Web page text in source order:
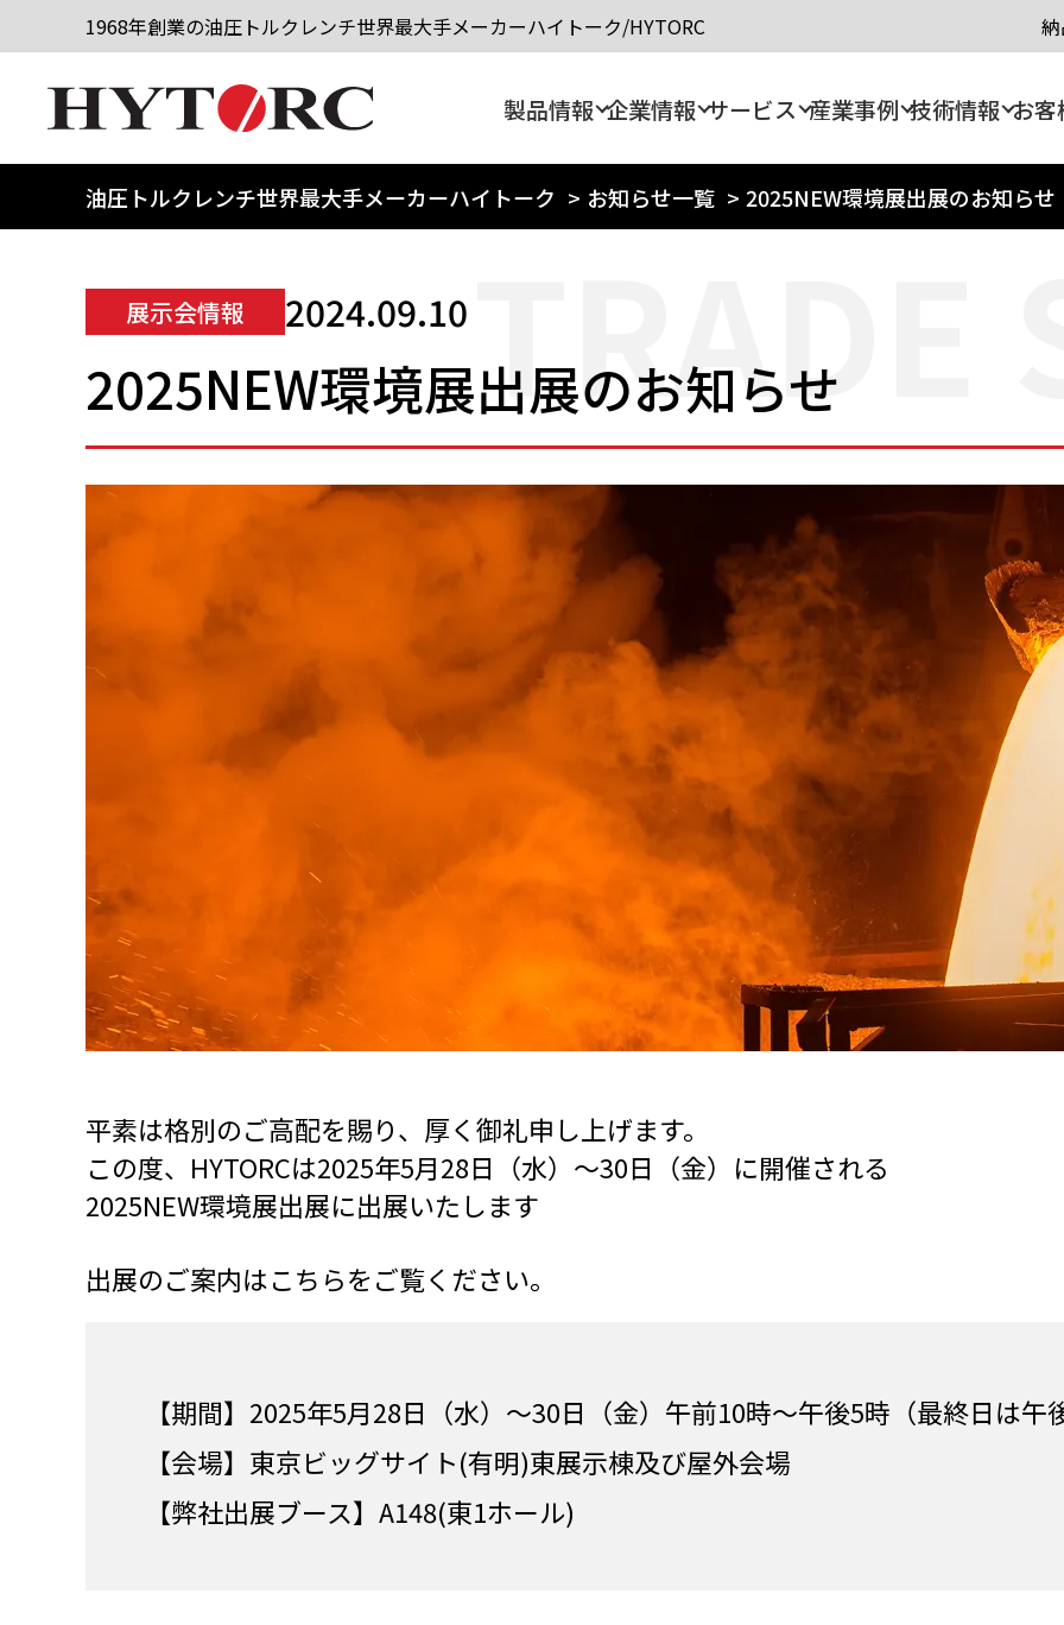
1968年創業の油圧トルクレンチ世界最大手メーカーハイトーク/HYTORC
製品情報 企業情報 サービス 産業事例 技術情報 お客
油圧トルクレンチ世界最大手メーカーハイトーク > お知らせ一覧 > 2025NEW環境展出展のお知らせ
TRADE
展示会情報 2024.09.10
2025NEW環境展出展のお知らせ
平素は格別のご高配を賜り、厚く御礼申し上げます。
この度、HYTORCは2025年5月28日（水）〜30日（金）に開催される
2025NEW環境展出展に出展いたします
出展のご案内はこちらをご覧ください。
【期間】2025年5月28日（水）〜30日（金）午前10時～午後5時（最終日は午
【会場】東京ビッグサイト(有明)東展示棟及び屋外会場
【弊社出展ブース】A148(東1ホール)